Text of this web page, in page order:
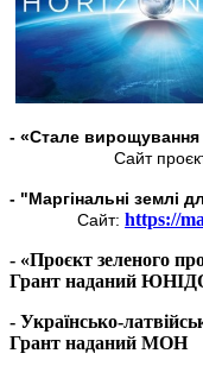
- «Стале вирощування
Сайт
- "Маргінальні землі
Сайт: https://
- «Проєкт зеленого
Грант наданий
- Українсько-
Грант наданий МОН